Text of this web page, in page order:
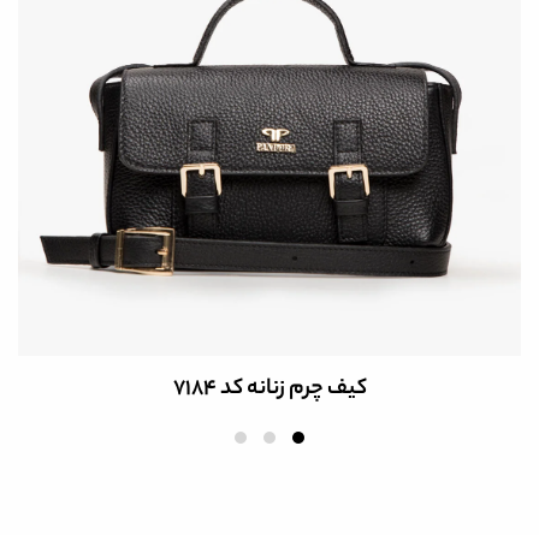
کیف چرم زنانه کد 7184